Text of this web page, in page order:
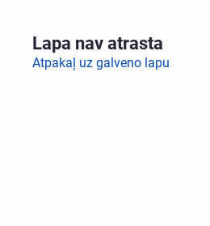
Lapa nav atrasta
Atpakaļ uz galveno lapu